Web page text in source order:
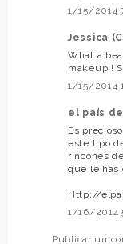
1/15/2014
Jessica
What a
makeup!!
1/15/2014
el país
Es
este tipo
rincones
que le has
Http://
1/16/2014
Publicar un